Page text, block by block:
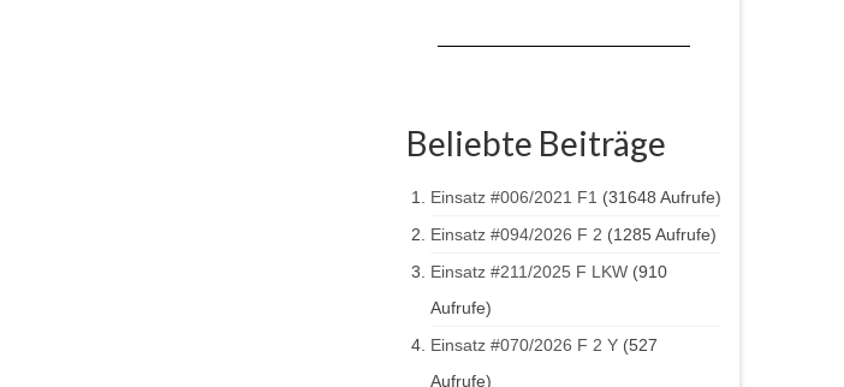
Beliebte Beiträge
Einsatz #006/2021 F1 (31648 Aufrufe)
Einsatz #094/2026 F 2 (1285 Aufrufe)
Einsatz #211/2025 F LKW (910
Aufrufe)
Einsatz #070/2026 F 2 Y (527
Aufrufe)